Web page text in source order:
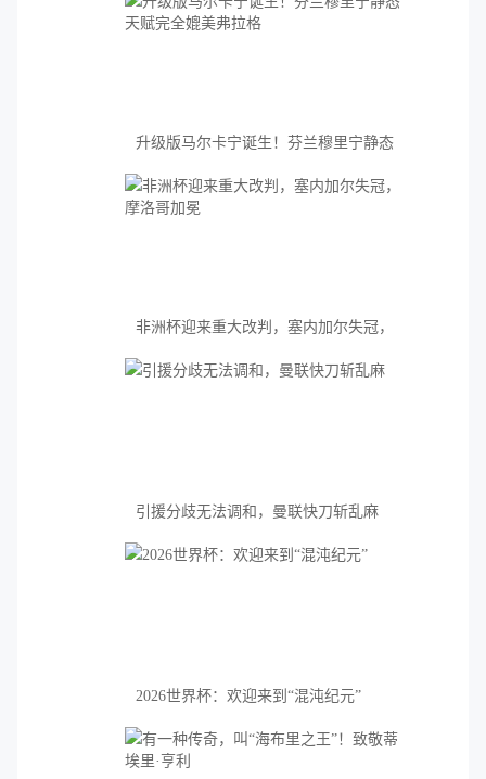
升级版马尔卡宁诞生！芬兰穆里宁静态
非洲杯迎来重大改判，塞内加尔失冠，
引援分歧无法调和，曼联快刀斩乱麻
2026世界杯：欢迎来到“混沌纪元”